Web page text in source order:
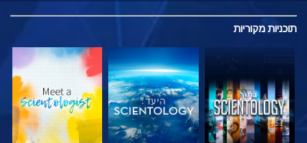
תוכניות מקוריות